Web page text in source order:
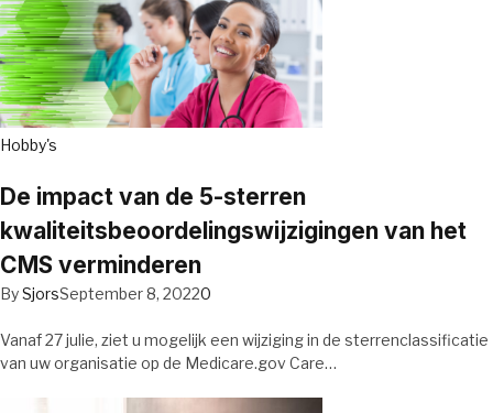
Hobby's
De impact van de 5-sterren
kwaliteitsbeoordelingswijzigingen van het
CMS verminderen
BySjorsSeptember 8, 20220
Vanaf 27 julie, ziet u mogelijk een wijziging in de sterrenclassificatie
van uw organisatie op de Medicare.gov Care…